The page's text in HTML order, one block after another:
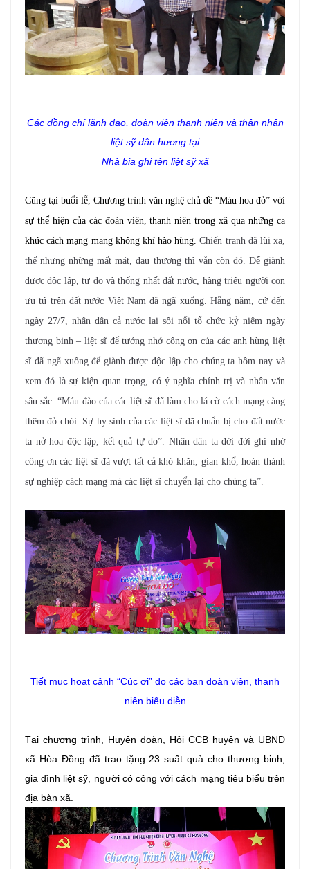
Các đồng chí lãnh đạo, đoàn viên thanh niên và thân nhân
liệt sỹdân hương tại
Nhà bia ghi tên liệt sỹ xã
Cũng tại buổi lễ, Chương trình văn nghệ chủ đề “Màu hoa đỏ” với
sự thể hiện của các đoàn viên, thanh niên trong xã qua những ca
khúc cách mạng mang không khí hào hùng.Chiến tranh đã lùi xa,
thế nhưng những mất mát, đau thương thì vẫn còn đó. Để giành
được độc lập, tự do và thống nhất đất nước, hàng triệu người con
ưu tú trên đất nước Việt Nam đã ngã xuống. Hằng năm, cứ đến
ngày 27/7, nhân dân cả nước lại sôi nổi tổ chức kỷ niệm ngày
thương binh – liệt sĩ để tưởng nhớ công ơn của các anh hùng liệt
sĩ đã ngã xuống để giành được độc lập cho chúng ta hôm nay và
xem đó là sự kiện quan trọng, có ý nghĩa chính trị và nhân văn
sâu sắc. “Máu đào của các liệt sĩ đã làm cho lá cờ cách mạng càng
thêm đỏ chói. Sự hy sinh của các liệt sĩ đã chuẩn bị cho đất nước
ta nở hoa độc lập, kết quả tự do”. Nhân dân ta đời đời ghi nhớ
công ơn các liệt sĩ đã vượt tất cả khó khăn, gian khổ, hoàn thành
sự nghiệp cách mạng mà các liệt sĩ chuyển lại cho chúng ta”.
Tiết mục hoạt cảnh “Cúc ơi” do các bạn đoàn viên, thanh
niên biểu diễn
Tại chương trình, Huyện đoàn, Hội CCB huyện và UBND
xã Hòa Đồng đã trao tặng 23 suất quà cho thương binh,
gia đình liệt sỹ, người có công với cách mạng tiêu biểu trên
địa bàn xã.